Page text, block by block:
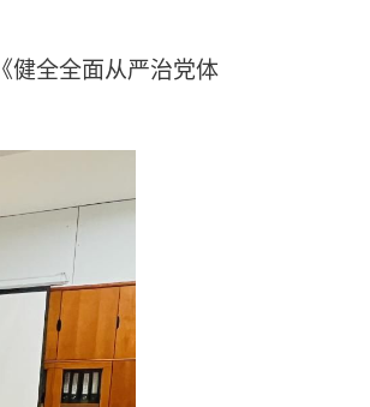
健全全面从严治党体